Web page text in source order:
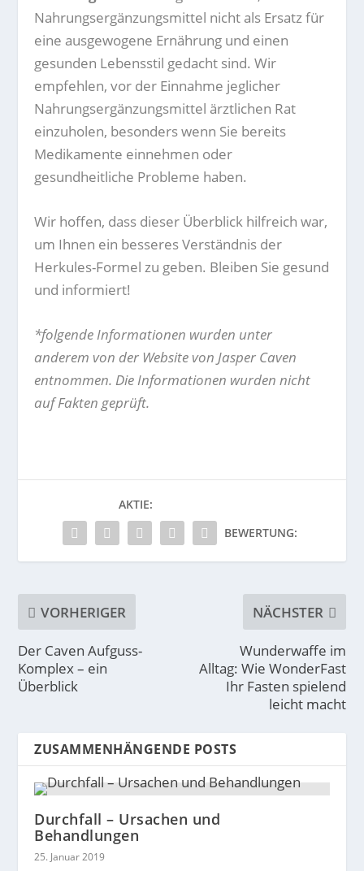
Nahrungsergänzungsmittel nicht als Ersatz für
eine ausgewogene Ernährung und einen
gesunden Lebensstil gedacht sind. Wir
empfehlen, vor der Einnahme jeglicher
Nahrungsergänzungsmittel ärztlichen Rat
einzuholen, besonders wenn Sie bereits
Medikamente einnehmen oder
gesundheitliche Probleme haben.
Wir hoffen, dass dieser Überblick hilfreich war,
um Ihnen ein besseres Verständnis der
Herkules-Formel zu geben. Bleiben Sie gesund
und informiert!
*folgende Informationen wurden unter
anderem von der Website von Jasper Caven
entnommen. Die Informationen wurden nicht
auf Fakten geprüft.
AKTIE:
BEWERTUNG:
VORHERIGER
Der Caven Aufguss-
Komplex – ein
Überblick
NÄCHSTER
Wunderwaffe im
Alltag: Wie WonderFast
Ihr Fasten spielend
leicht macht
ZUSAMMENHÄNGENDE POSTS
Durchfall – Ursachen und
Behandlungen
25. Januar 2019